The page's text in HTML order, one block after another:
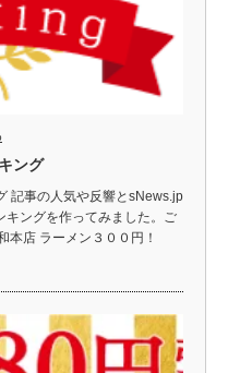
ング
記事の人気や反響とsNews.jp
キングを作ってみました。ご
本店 ラーメン３００円！